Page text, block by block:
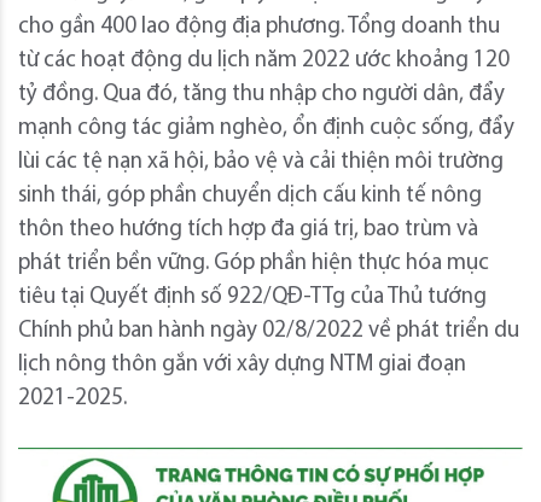
cho gần 400 lao động địa phương. Tổng doanh thu
từ các hoạt động du lịch năm 2022 ước khoảng 120
tỷ đồng. Qua đó, tăng thu nhập cho người dân, đẩy
mạnh công tác giảm nghèo, ổn định cuộc sống, đẩy
lùi các tệ nạn xã hội, bảo vệ và cải thiện môi trường
sinh thái, góp phần chuyển dịch cấu kinh tế nông
thôn theo hướng tích hợp đa giá trị, bao trùm và
phát triển bền vững. Góp phần hiện thực hóa mục
tiêu tại Quyết định số 922/QĐ-TTg của Thủ tướng
Chính phủ ban hành ngày 02/8/2022 về phát triển du
lịch nông thôn gắn với xây dựng NTM giai đoạn
2021-2025.